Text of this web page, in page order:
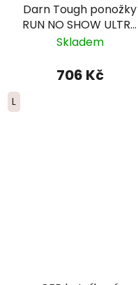
Darn Tough ponožky
RUN NO SHOW ULTRA
Lightweight Merino -
Skladem
706 Kč
L